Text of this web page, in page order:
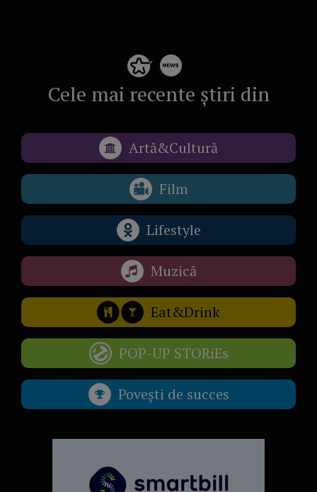
Cele mai recente știri din
Artă&Cultură
Film
Lifestyle
Muzică
Eat&Drink
POP-UP STORiEs
Povești de succes